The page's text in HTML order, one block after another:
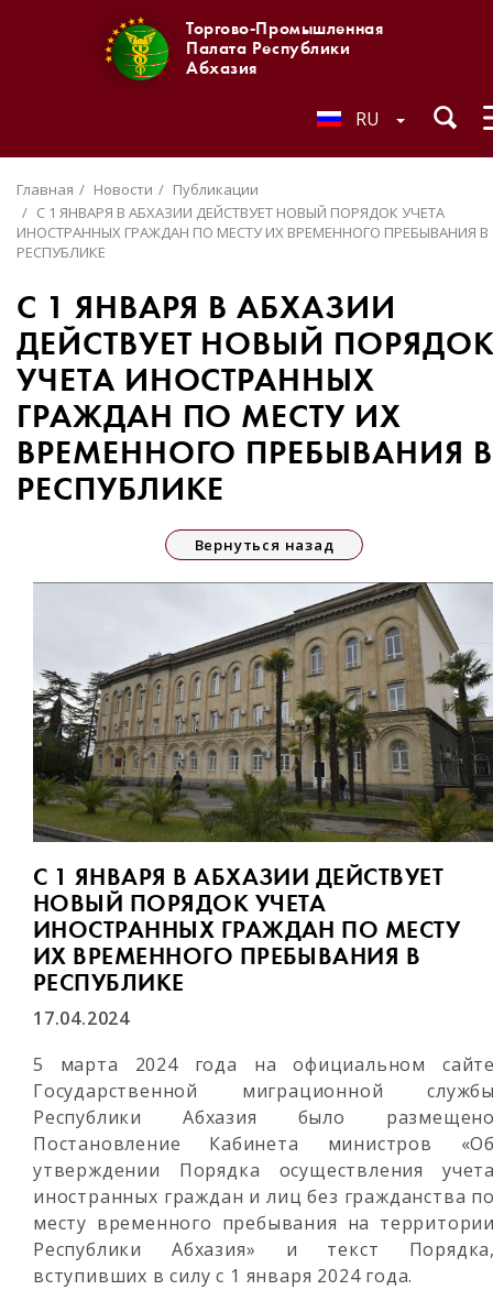
Торгово-Промышленная
Палата Республики
Абхазия
RU
Главная Новости
Публикации
С 1 ЯНВАРЯ В АБХАЗИИ ДЕЙСТВУЕТ НОВЫЙ ПОРЯДОК УЧЕТА
ИНОСТРАННЫХ ГРАЖДАН ПО МЕСТУ ИХ ВРЕМЕННОГО ПРЕБЫВАНИЯ В
РЕСПУБЛИКЕ
С 1 ЯНВАРЯ В АБХАЗИИ
ДЕЙСТВУЕТ НОВЫЙ
УЧЕТА ИНОСТРАННЫХ
ГРАЖДАН ПО МЕСТУ ИХ
ВРЕМЕННОГО ПРЕБЫВАНИЯ В
РЕСПУБЛИКЕ
Вернуться назад
С 1 ЯНВАРЯ В АБХАЗИИ ДЕЙСТВУЕТ
НОВЫЙ ПОРЯДОК УЧЕТА
ИНОСТРАННЫХ ГРАЖДАН ПО МЕСТУ
ИХ ВРЕМЕННОГО ПРЕБЫВАНИЯ В
РЕСПУБЛИКЕ
17.04.2024
5 марта 2024 года на официальном
Государственной миграционной
Республики Абхазия было
Постановление Кабинета министров
утверждении Порядка осуществления
иностранных граждан и лиц без гражданства
месту временного пребывания на
Республики Абхазия» и текст
вступивших в силу с 1 января 2024 года.